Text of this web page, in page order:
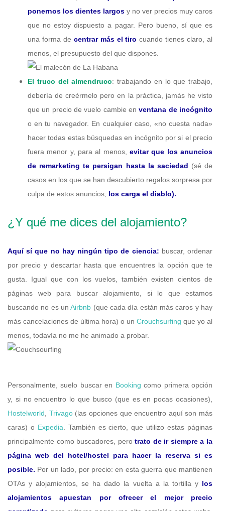
ponernos los dientes largos y no ver precios muy caros
que no estoy dispuesto a pagar. Pero bueno, sí que es
una forma de centrar más el tiro cuando tienes claro, al
menos, el presupuesto del que dispones.
El truco del almendruco: trabajando en lo que trabajo,
debería de creérmelo pero en la práctica, jamás he visto
que un precio de vuelo cambie enventana de incógnito
o en tu navegador. En cualquier caso, «no cuesta nada»
hacer todas estas búsquedas en incógnito por si el precio
fuera menor y, para al menos, evitar que los anuncios
de remarketing te persigan hasta la saciedad (sé de
casos en los que se han descubierto regalos sorpresa por
culpa de estos anuncios; los carga el diablo).
¿Y qué me dices del alojamiento?
Aquí sí que no hay ningún tipo de ciencia: buscar, ordenar
por precio y descartar hasta que encuentres la opción que te
gusta. Igual que con los vuelos, también existen cientos de
páginas web para buscar alojamiento, si lo que estamos
buscando no es unAirbnb (que cada día están más caros y hay
más cancelaciones de última hora) o un Crouchsurfing que yo al
menos, todavía no me he animado a probar.
Personalmente, suelo buscar en Booking como primera opción
y, si no encuentro lo que busco (que es en pocas ocasiones),
Hostelworld
Trivago(las opciones que encuentro aquí son más
caras) o Expedia . También es cierto, que utilizo estas páginas
principalmente como buscadores, perotrato de ir siempre a la
página web del hotel/hostel para hacer la reserva si es
posible. Por un lado, por precio: en esta guerra que mantienen
OTAs y alojamientos, se ha dado la vuelta a la tortilla ylos
alojamientos apuestan por ofrecer el mejor precio